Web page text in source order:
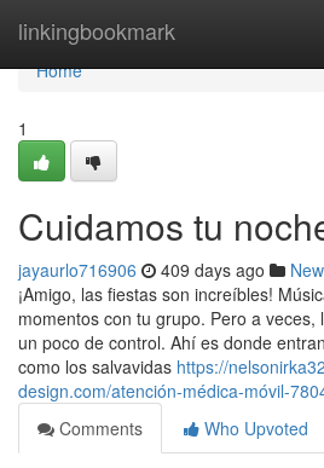
linkingbookmark
Home
Home
1
Cuidamos tu
jayaurlo716906 409 days ago
¡Amigo, las fiestas son increíbles!
momentos con tu grupo. Pero a veces,
un poco de control. Ahí es donde
como los salvavidas https://
design.com/atención-médica-móvil-
Comments
Who Upvoted